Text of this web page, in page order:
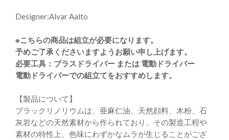
Designer:Alvar Aalto
※こちらの商品は組立が必要になります。
予めご了承くださいますようお願い申し上げます。
必要工具：プラスドライバー または 電動ドライバー
電動ドライバーでの組立てをおすすめします。
【製品について】
ブラックリノリウムは、亜麻仁油、天然顔料、木粉、石
灰岩などの天然素材から作られており、その製造工程や
素材の特性上、色味にわずかなムラが生じることがござ